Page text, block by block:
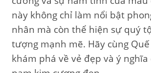
này không chỉ làm nổi bật
nhân mà còn thể hiện sự quý
tượng mạnh mẽ. Hãy cùng Quế
khám phá về vẻ đẹp và ý nghĩa